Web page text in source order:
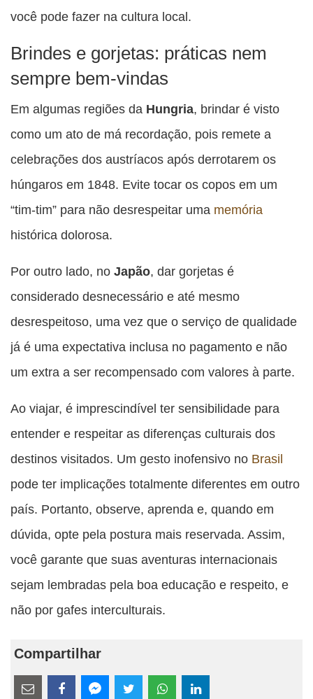
você pode fazer na cultura local.
Brindes e gorjetas: práticas nem
sempre bem-vindas
Em algumas regiões da Hungria, brindar é visto
como um ato de má recordação, pois remete a
celebrações dos austríacos após derrotarem os
húngaros em 1848. Evite tocar os copos em um
“tim-tim” para não desrespeitar uma memória
histórica dolorosa.
Por outro lado, no Japão, dar gorjetas é
considerado desnecessário e até mesmo
desrespeitoso, uma vez que o serviço de qualidade
já é uma expectativa inclusa no pagamento e não
um extra a ser recompensado com valores à parte.
Ao viajar, é imprescindível ter sensibilidade para
entender e respeitar as diferenças culturais dos
destinos visitados. Um gesto inofensivo no Brasil
pode ter implicações totalmente diferentes em outro
país. Portanto, observe, aprenda e, quando em
dúvida, opte pela postura mais reservada. Assim,
você garante que suas aventuras internacionais
sejam lembradas pela boa educação e respeito, e
não por gafes interculturais.
Compartilhar
Estes